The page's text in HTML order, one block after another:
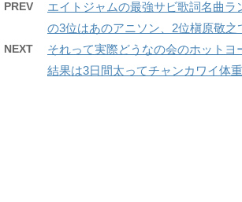
PREV
エイトジャムの最強サビ歌詞名曲ラ
の3位はあのアニソン、2位槇原敬之
NEXT
それって実際どうなの会のホットヨ
結果は3日間太ってチャンカワイ体